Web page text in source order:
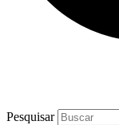
Pesquisar